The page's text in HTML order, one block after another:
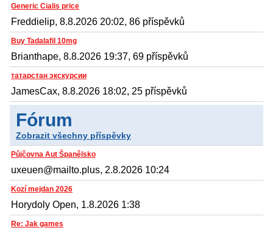
Generic Cialis price
Freddielip, 8.8.2026 20:02, 86 příspěvků
Buy Tadalafil 10mg
Brianthape, 8.8.2026 19:37, 69 příspěvků
татарстан экскурсии
JamesCax, 8.8.2026 18:02, 25 příspěvků
Fórum
Zobrazit všechny příspěvky
Půjčovna Aut Španělsko
uxeuen@mailto.plus, 2.8.2026 10:24
Kozí mejdan 2026
Horydoly Open, 1.8.2026 1:38
Re: Jak games